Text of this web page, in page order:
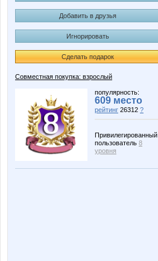
Добавить в друзья
Игнорировать
Сделать подарок
Совместная покупка: взрослый
популярность:
609 место
рейтинг 26312 ?
Привилегированный
пользователь 8
уровня